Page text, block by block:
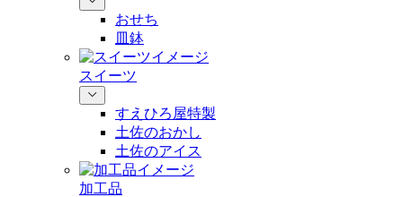
おせち
皿鉢
スイーツ
すえひろ屋特製
土佐のおかし
土佐のアイス
加工品